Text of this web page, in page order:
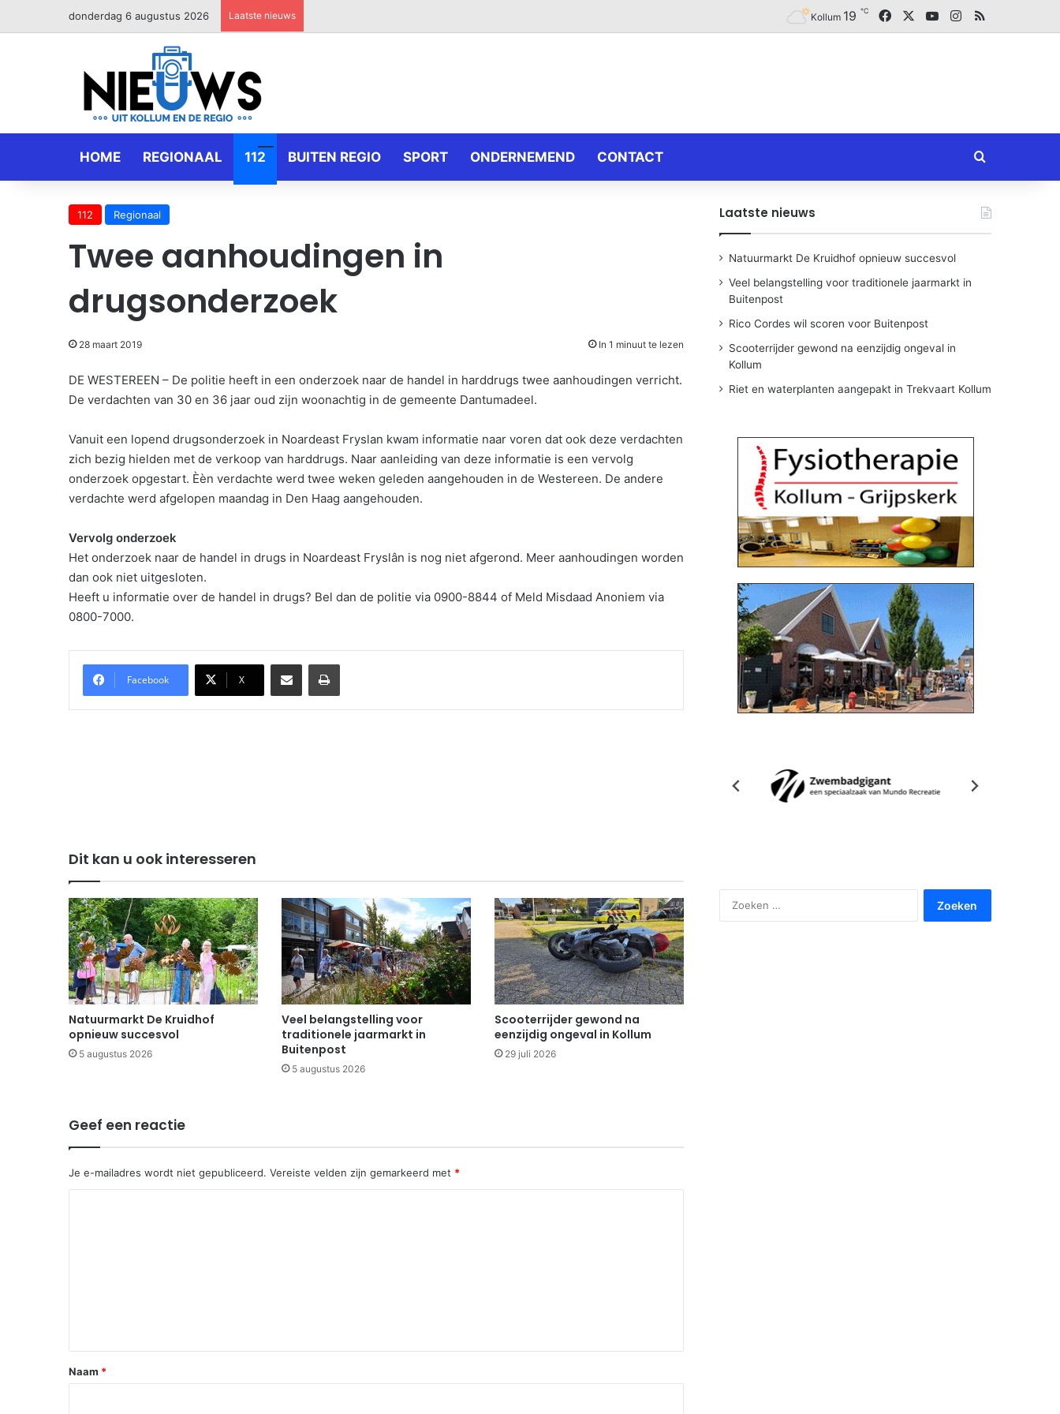
donderdag 6 augustus 2026 Laatste nieuws Kollum 19 ℃ FacebookYouTubeInstagram
RSS
HOME REGIONAAL 112 BUITEN REGIO SPORT ONDERNEMEND CONTACT Zoeken naar
112 Regionaal
Twee aanhoudingen in
drugsonderzoek
28 maart 2019 In 1 minuut te lezen
DE WESTEREEN – De politie heeft in een onderzoek naar de handel in harddrugs twee aanhoudingen verricht.
De verdachten van 30 en 36 jaar oud zijn woonachtig in de gemeente Dantumadeel.
Vanuit een lopend drugsonderzoek in Noardeast Fryslan kwam informatie naar voren dat ook deze verdachten
zich bezig hielden met de verkoop van harddrugs. Naar aanleiding van deze informatie is een vervolg
onderzoek opgestart. Èèn verdachte werd twee weken geleden aangehouden in de Westereen. De andere
verdachte werd afgelopen maandag in Den Haag aangehouden.
Vervolg onderzoek
Het onderzoek naar de handel in drugs in Noardeast Fryslân is nog niet afgerond. Meer aanhoudingen worden
dan ook niet uitgesloten.
Heeft u informatie over de handel in drugs? Bel dan de politie via 0900-8844 of Meld Misdaad Anoniem via
0800-7000.
Facebook X
Delen via Email Print
Dit kan u ook interesseren
Natuurmarkt De Kruidhof
opnieuw succesvol
5 augustus 2026
Veel belangstelling voor
traditionele jaarmarkt in
Buitenpost
5 augustus 2026
Scooterrijder gewond na
eenzijdig ongeval in Kollum
29 juli 2026
Geef een reactie
Je e-mailadres wordt niet gepubliceerd. Vereiste velden zijn gemarkeerd met *
*
Naam *
Laatste nieuws
Natuurmarkt De Kruidhof opnieuw succesvol
Veel belangstelling voor traditionele jaarmarkt in
Buitenpost
Rico Cordes wil scoren voor Buitenpost
Scooterrijder gewond na eenzijdig ongeval in
Kollum
Riet en waterplanten aangepakt in Trekvaart Kollum
naar: